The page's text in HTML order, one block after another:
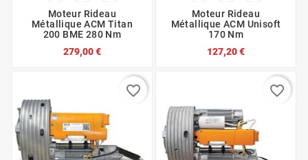
Moteur Rideau
Métallique ACM Titan
200 BME 280 Nm
279,00 €
Moteur Rideau
Métallique ACM Unisoft
170 Nm
127,20 €
favorite_border favorite_border